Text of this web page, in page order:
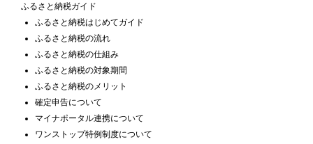
ふるさと納税ガイド
ふるさと納税はじめてガイド
ふるさと納税の流れ
ふるさと納税の仕組み
ふるさと納税の対象期間
ふるさと納税のメリット
確定申告について
マイナポータル連携について
ワンストップ特例制度について